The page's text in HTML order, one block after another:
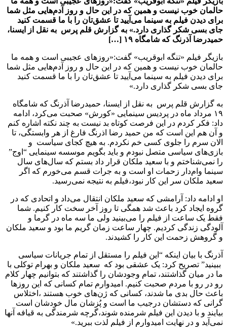
حالمان خوب نیست و همین که در این حال و روز آدم‌هایی مثل شما
برای دیدن فیلم به سینما می‌آیید تا عشق‌تان را با ما قسمت کنید
جای بسی شکر گذاری دارد.» به گزارش قلم پرس به نقل از ایسنا،
حمیدرضا آذرنگ که شامگاه ۱۹ […]
بازیگر فیلم «تنگه ابوقریب» گفت:«روزهای عجیبی است و همه ما
حالمان خوب نیست و همین که در این حال و روز آدم‌هایی مثل شما
برای دیدن فیلم به سینما می‌آیید تا عشق‌تان را با ما قسمت کنید
جای بسی شکر گذاری دارد.»
به گزارش قلم پرس به نقل از ایسنا، حمیدرضا آذرنگ که شامگاه
۱۹ مرداد ماه در پردیس سینمایی «کورش» صحبت می‌کرد، ادامه
داد: فکر کردم در این فرصت کوتاه بد نیست به چند نکته اشاره کنم
و آن هم این است که من حمید رضا اذرنگ فارغ از هر وابستگی، تا
الان سرم را جلوی کسی خم نکردم. به هیچ کجای سیاست و
بازی‌های سیاسی متصل نبودم و باید بگویم موسسه سینمایی “اوج”
را نمی‌شناختم و با سعید ملکان قرار داد بستم که سال‌های سال
سینما وام‌دار زحمات او است و به جرات قسم می‌خورم که اگر
سعید ملکان سر این کار نبود،فیلم به نتیجه نمی‌رسید.
او ادامه داد: آرامشی که سعید ملکان انتقال می‌داد و اتحادی که در
گروه ایجاد کرد باعث شد همگی تا روز آخر سخت کار کنیم. شما
فقط یک ساعت از فیلم را می‌بینید ولی ما سه ماه در گرما و
آلودگی زندگی کردیم. چهار ساعت زمان گریم ما بود و سعید ملکان
و گروهش زحمت این کار را کشیدند.
آذرنگ با بیان اینکه “این فیلم را مستقل از تمام جریانات سیاسی
ببینید” تصریح کرد: یک عشقی بود که سعید ملکان و بهرام توکلی با
ما در میان گذاشتند، تمام وجودشان را گذاشتند که بتوانیم چهار کلام
رو در رو با مردم صحبت کنیم. امیدوارم تمام کسانی که این روزها
باعث حال بدی ما شدند، کسانی که ژن‌های خوب هستند ،اختلاس
گرانی که دستشان درجیب ما است و پُزشان مال خودشان است
بیایند و با دیدن این فیلم شرمنده شوند،گرچه شرمندگی به قیافه آنها
نمی‌آید و در نهایت امیدوارم از فیلم لذت ببرید.»